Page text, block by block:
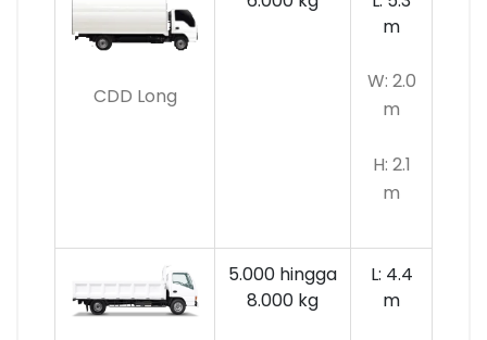
CDD Long
m
W: 2.0
m
H: 2.1
m
5.000 hingga
8.000 kg
L: 4.4
m